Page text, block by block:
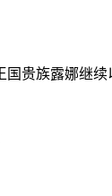
国贵族露娜继